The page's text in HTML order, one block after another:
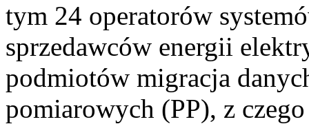
tym 24 operatorów
sprzedawców energii
podmiotów migracja
pomiarowych (PP), z